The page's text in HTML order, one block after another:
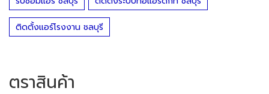
ติดตั้งแอร์โรงงาน ชลบุรี
ตราสินค้า